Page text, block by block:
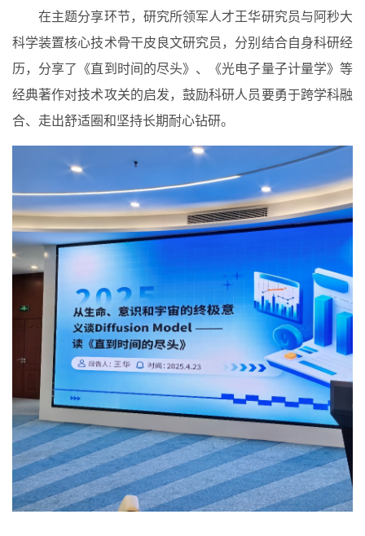
在主题分享环节，研究所领军人才王华研究员与阿秒大
科学装置核心技术骨干皮良文研究员，分别结合自身科研经
历，分享了《直到时间的尽头》、《光电子量子计量学》等
经典著作对技术攻关的启发，鼓励科研人员要勇于跨学科融
合、走出舒适圈和坚持长期耐心钻研。